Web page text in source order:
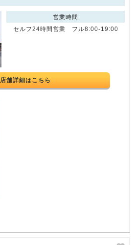
営業時間
セルフ24時間営業 フル8:00-19:00
店舗詳細はこちら